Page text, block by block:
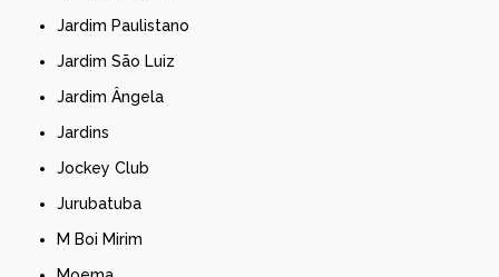
Jardim Paulistano
Jardim São Luiz
Jardim Ângela
Jardins
Jockey Club
Jurubatuba
M Boi Mirim